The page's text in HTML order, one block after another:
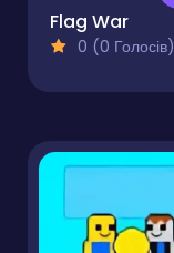
Flag War
0 (0 Голосів)